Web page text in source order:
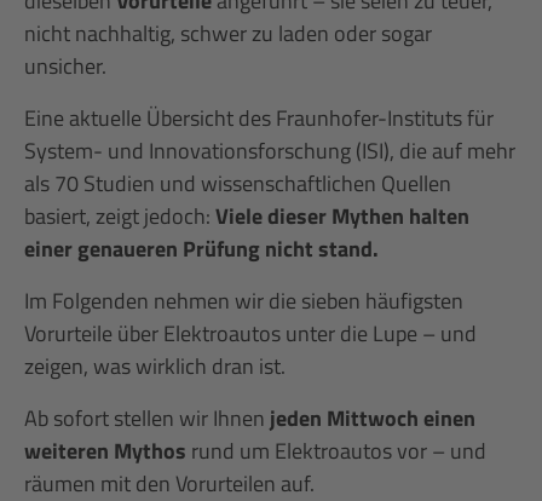
nicht nachhaltig, schwer zu laden oder sogar
unsicher.
Eine aktuelle Übersicht des Fraunhofer-Instituts für
System- und Innovationsforschung (ISI), die auf mehr
als 70 Studien und wissenschaftlichen Quellen
basiert, zeigt jedoch:Viele dieser Mythen halten
einer genaueren Prüfung nicht stand.
Im Folgenden nehmen wir die sieben häufigsten
Vorurteile über Elektroautos unter die Lupe – und
zeigen, was wirklich dran ist.
Ab sofort stellen wir Ihnen jeden Mittwoch einen
weiteren Mythos rund um Elektroautos vor – und
räumen mit den Vorurteilen auf.